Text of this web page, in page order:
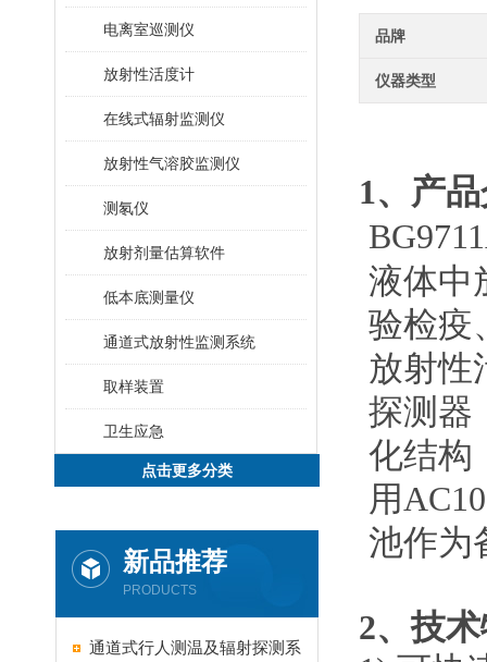
电离室巡测仪
放射性活度计
在线式辐射监测仪
放射性气溶胶监测仪
测氡仪
放射剂量估算软件
低本底测量仪
通道式放射性监测系统
取样装置
卫生应急
点击更多分类
新品推荐
PRODUCTS
通道式行人测温及辐射探测系
品牌
仪器类型
1、
液体中
验检疫
放射性
探测器
化结构
用
池作为
2、技